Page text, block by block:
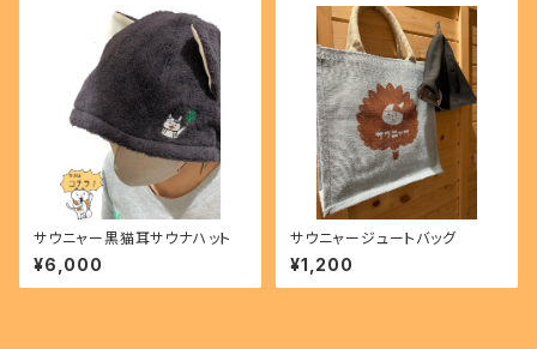
サウニャー黒猫耳サウナハット
¥6,000
サウニャージュートバッグ
¥1,200